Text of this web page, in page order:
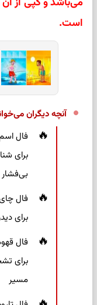
است.
آنچه دیگران
برای
بی‌فشار
برای
برای
مسیر